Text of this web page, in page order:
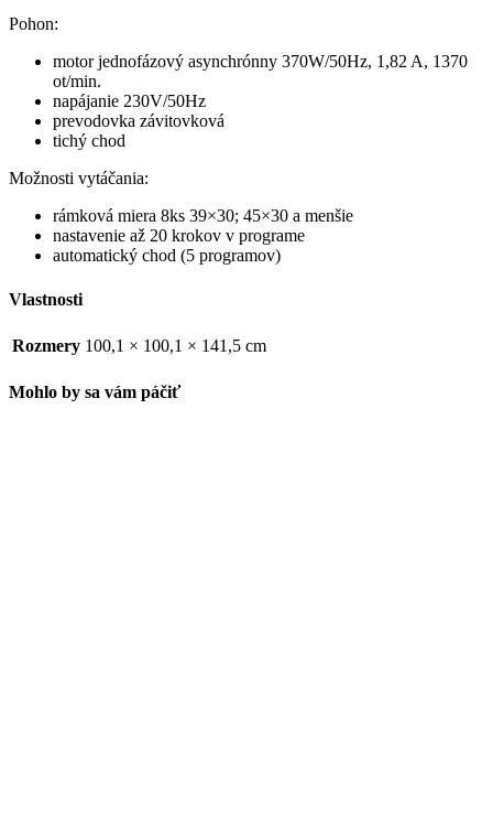
Pohon:
motor jednofázový asynchrónny 370W/50Hz, 1,82 A, 1370
ot/min.
napájanie 230V/50Hz
prevodovka závitovková
tichý chod
Možnosti vytáčania:
rámková miera 8ks 39×30; 45×30 a menšie
nastavenie až 20 krokov v programe
automatický chod (5 programov)
Vlastnosti
Rozmery 100,1 × 100,1 × 141,5 cm
Mohlo by sa vám páčiť